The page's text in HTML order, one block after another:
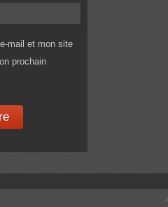
mail et mon site
prochain